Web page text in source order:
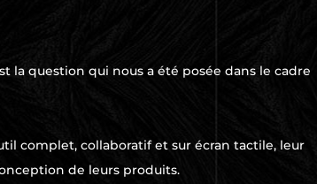
la question qui nous a été posée dans le cadre
complet, collaboratif et sur écran tactile, leur
de leurs produits.